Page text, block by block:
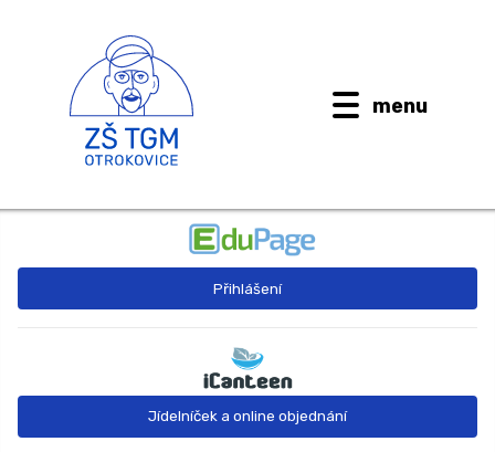
menu
BUDOUCÍ PRVŇÁČCI
AKTUALITY
Kontaktní informace
Přihlášení
Jídelníček a online objednání